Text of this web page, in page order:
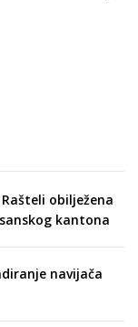
obilježena
kantona
navijača